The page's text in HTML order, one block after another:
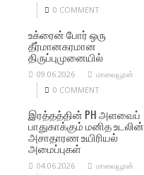
0 COMMENT
உக்ரைன் போர் ஒரு
தீர்மானகரமான
திருப்புமுனையில்
09.06.2026
மாவையூரன்
0 COMMENT
இரத்தத்தின் PH அளவைப்
பாதுகாக்கும் மனித உடலின்
அசாதாரண உயிரியல்
அமைப்புகள்
04.06.2026
மாவையூரன்